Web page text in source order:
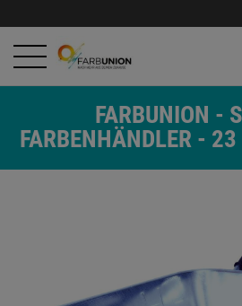
FARBUNION -
FARBENHÄNDLER -